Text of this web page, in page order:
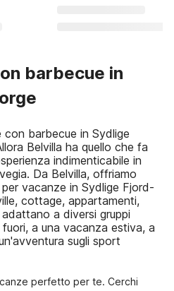
barbecue in
con barbecue in Sydlige
Belvilla ha quello che fa
indimenticabile in
Da Belvilla, offriamo
vacanze in Sydlige Fjord-
cottage, appartamenti,
a diversi gruppi
a una vacanza estiva, a
sugli sport
perfetto per te. Cerchi